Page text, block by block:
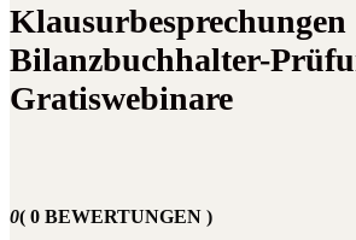
Klausurbesprechungen
Bilanzbuchhalter-
Gratiswebinare
0( 0 BEWERTUNGEN )